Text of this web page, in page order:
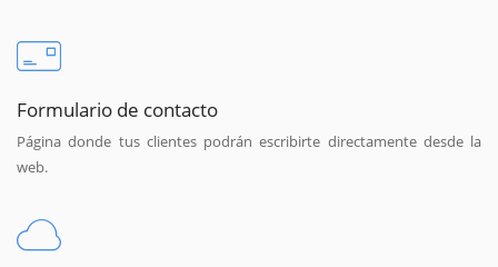
Formulario de contacto
Página donde tus clientes podrán escribirte directamente desde la
web.